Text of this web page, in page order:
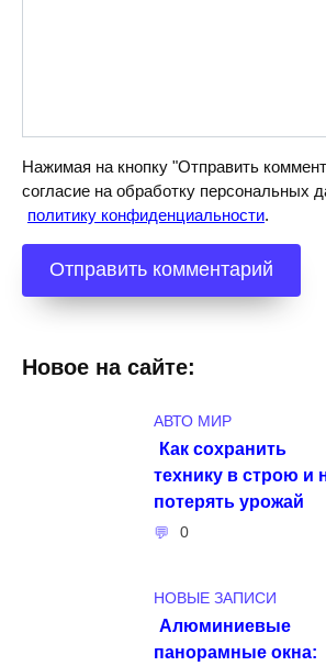
Нажимая на кнопку "Отправить
согласие на обработку персональных
политику конфиденциальности.
Новое на сайте:
АВТО МИР
Как сохранить
технику в строю и
потерять урожай
0
НОВЫЕ ЗАПИСИ
Алюминиевые
панорамные окна: